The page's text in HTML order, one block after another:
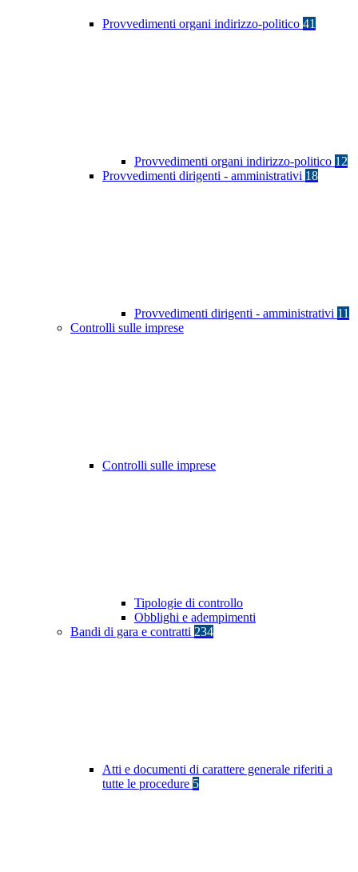
Provvedimenti organi indirizzo-politico 41
Provvedimenti organi indirizzo-politico 12
Provvedimenti dirigenti - amministrativi 18
Provvedimenti dirigenti - amministrativi 11
Controlli sulle imprese
Controlli sulle imprese
Tipologie di controllo
Obblighi e adempimenti
Bandi di gara e contratti 234
Atti e documenti di carattere generale riferiti a
tutte le procedure 5